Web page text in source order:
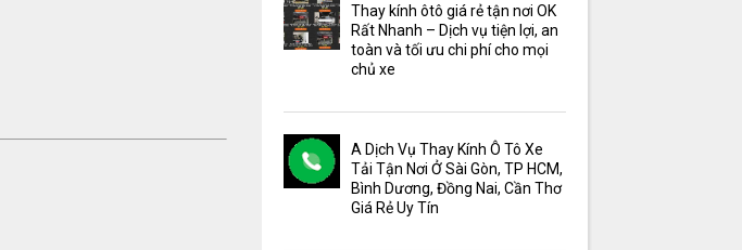
Thay kính ôtô giá rẻ tận nơi OK
Rất Nhanh – Dịch vụ tiện lợi, an
toàn và tối ưu chi phí cho mọi
chủ xe
A Dịch Vụ Thay Kính Ô Tô Xe
Tải Tận Nơi Ở Sài Gòn, TP HCM,
Bình Dương, Đồng Nai, Cần Thơ
Giá Rẻ Uy Tín